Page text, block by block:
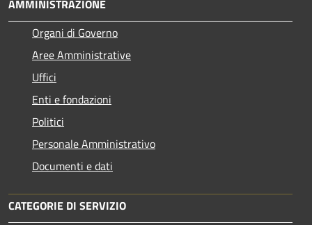
AMMINISTRAZIONE
Organi di Governo
Aree Amministrative
Uffici
Enti e fondazioni
Politici
Personale Amministrativo
Documenti e dati
CATEGORIE DI SERVIZIO